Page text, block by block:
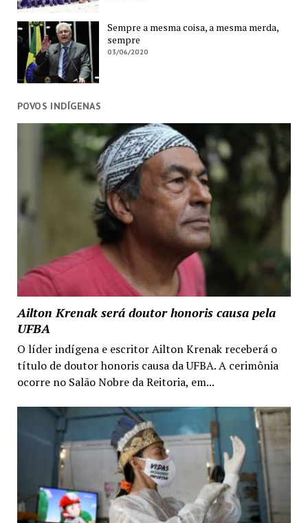
Sempre a mesma coisa, a mesma merda,
sempre
03/06/2020
POVOS INDÍGENAS
Ailton Krenak será doutor honoris causa pela
UFBA
O líder indígena e escritor Ailton Krenak receberá o
título de doutor honoris causa da UFBA. A cerimônia
ocorre no Salão Nobre da Reitoria, em...